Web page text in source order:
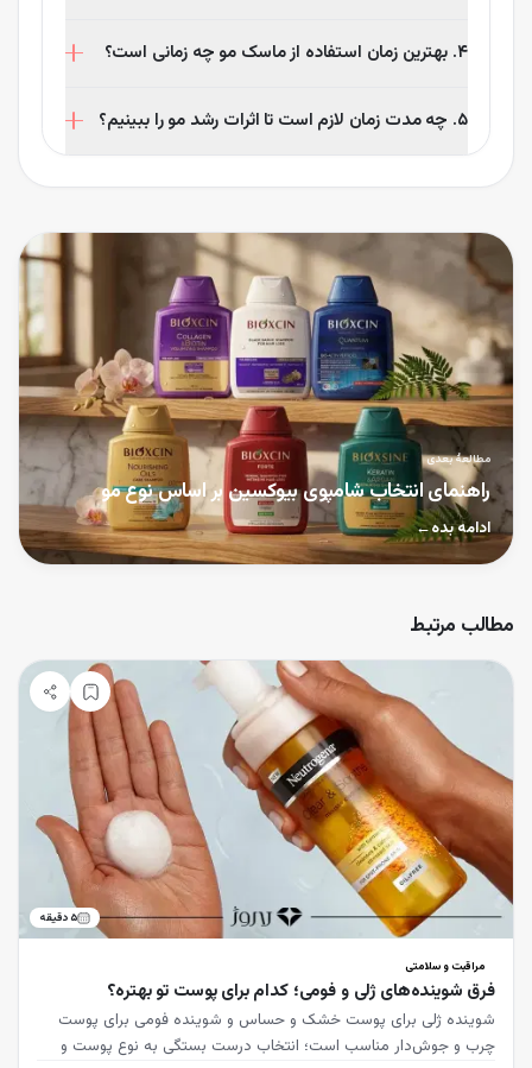
باشد. ۴. بهترین زمان استفاده از ماسک مو چه زمانی است؟
۶۰ دقیقه. ۵. چه مدت زمان لازم است تا اثرات رشد مو را ببینیم؟
مطالعهٔ بعدی
راهنمای انتخاب شامپوی بیوکسین بر اساس نوع مو
ادامه بده←
مطالب مرتبط
۵دقیقه
مراقبت و سلامتی
فرق شوینده‌های ژلی و فومی؛ کدام برای پوست تو بهتره؟
شوینده ژلی برای پوست خشک و حساس و شوینده فومی برای پوست
چرب و جوش‌دار مناسب است؛ انتخاب درست بستگی به نوع پوست و